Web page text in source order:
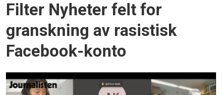
Filter Nyheter felt for
granskning av rasistisk
Facebook-konto